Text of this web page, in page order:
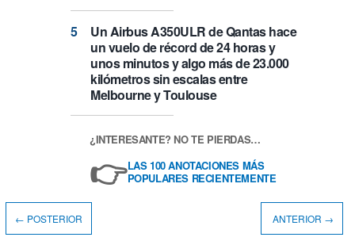
Un Airbus A350ULR de Qantas hace
un vuelo de récord de 24 horas y
unos minutos y algo más de 23.000
kilómetros sin escalas entre
Melbourne y Toulouse
¿INTERESANTE? NO TE PIERDAS…
👉LAS 100 ANOTACIONES MÁS
POPULARES RECIENTEMENTE
← POSTERIOR ANTERIOR →